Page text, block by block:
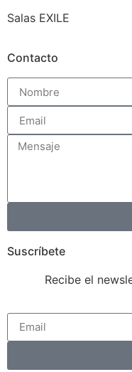
Salas EXILE
Contacto
Suscríbete
Recibe el